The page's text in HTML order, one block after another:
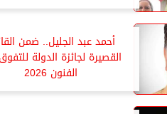
أحمد عبد الجليل.. ضمن
القصيرة لجائزة الدولة
الفنون 2026